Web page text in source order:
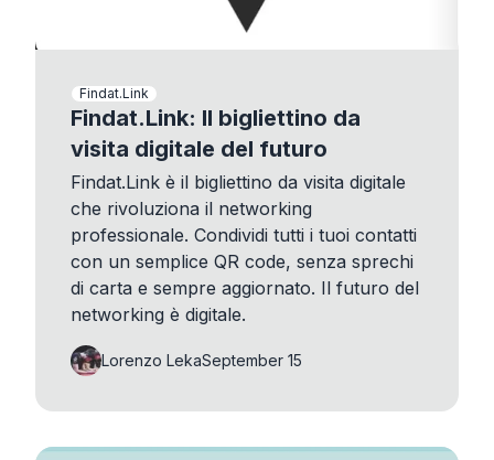
Findat.Link
Findat.Link: Il bigliettino da
visita digitale del futuro
Findat.Link è il bigliettino da visita digitale
che rivoluziona il networking
professionale. Condividi tutti i tuoi contatti
con un semplice QR code, senza sprechi
di carta e sempre aggiornato. Il futuro del
networking è digitale.
Lorenzo LekaSeptember 15